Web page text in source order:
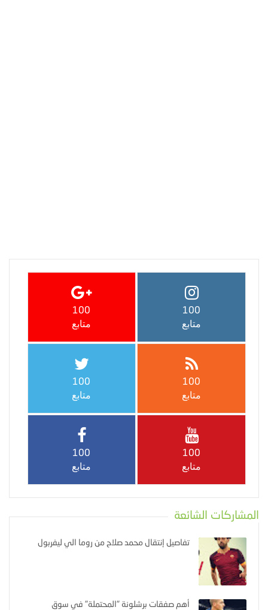
100
متابع
100
متابع
100
متابع
100
متابع
100
متابع
100
متابع
المشاركات الشائعة
تفاصيل إنتقال محمد صلاح من روما الي ليفربول
أهم صفقات برشلونة "المحتملة" في سوق